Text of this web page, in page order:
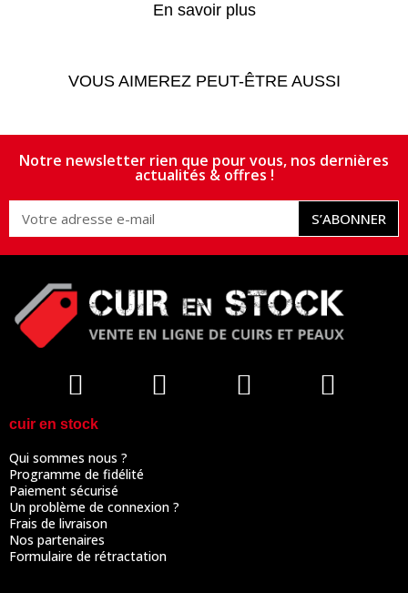
En savoir plus
VOUS AIMEREZ PEUT-ÊTRE AUSSI
Notre newsletter rien que pour vous, nos dernières
actualités & offres !
S’ABONNER
cuir en stock
Qui sommes nous ?
Programme de fidélité
Paiement sécurisé
Un problème de connexion ?
Frais de livraison
Nos partenaires
Formulaire de rétractation